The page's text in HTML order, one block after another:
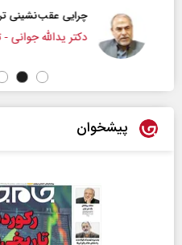
چرایی عقب‌نشینی
دکتر یدالله جوانی -
پیشخوان